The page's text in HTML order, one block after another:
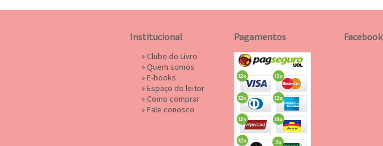
Institucional
» Clube do Livro
» Quem somos
» E-books
» Espaço do leitor
» Como comprar
» Fale conosco
Pagamentos Facebook